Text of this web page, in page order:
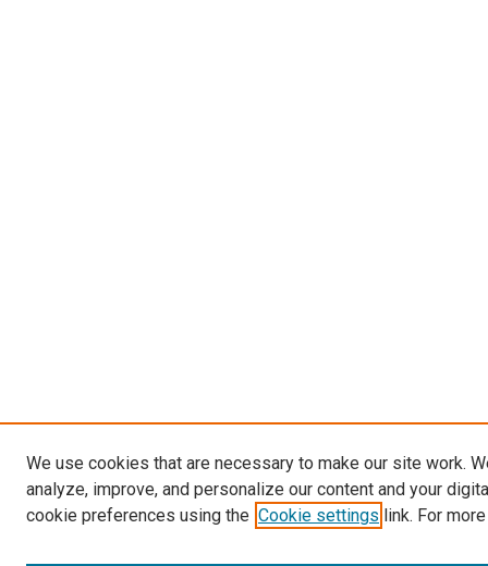
We use cookies that are necessary to make our site work.
analyze, improve, and personalize our content and your
cookie preferences using the Cookie settings link. For